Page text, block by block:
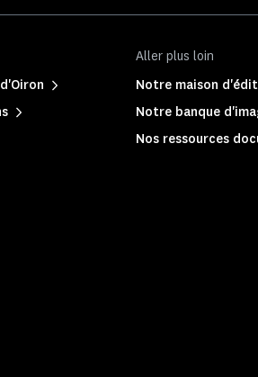
Aller plus loin
Notre maison
Notre banque
Nos ressources